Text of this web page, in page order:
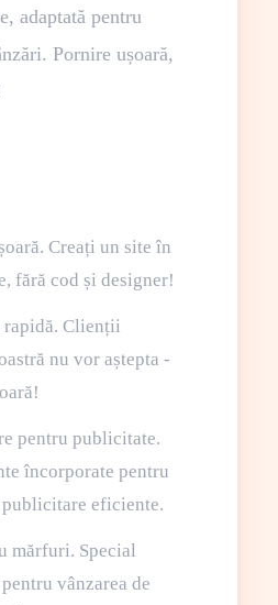
adaptată pentru
Pornire ușoară,
Creați un site în
fără cod și designer!
rapidă. Clienții
nu vor aștepta -
pentru publicitate.
încorporate pentru
eficiente.
mărfuri. Special
vânzarea de